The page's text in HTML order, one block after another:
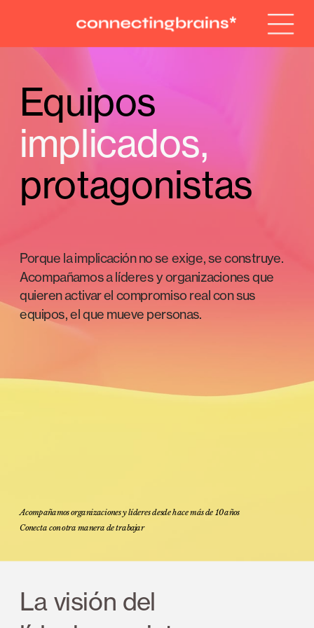
implicados,
protagonistas
Porque la implicación no se exige, se construye.
Acompañamos a líderes y organizaciones que
quieren activar el compromiso real con sus
equipos, el que mueve personas.
Acompañamos organizaciones y líderes desde hace más de 10 años
Conecta con otra manera de trabajar
La visión del